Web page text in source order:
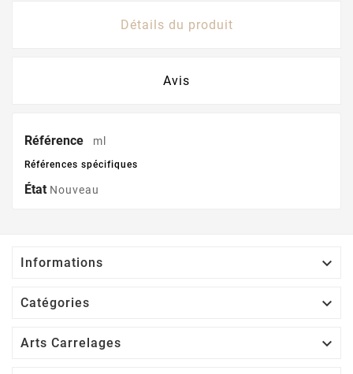
Détails du produit
Avis
Référence ml
Références spécifiques
État Nouveau
Informations 
Catégories 
Arts Carrelages 